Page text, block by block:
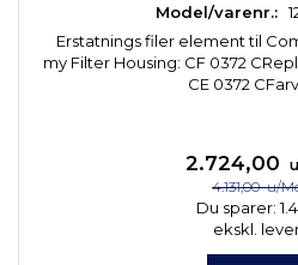
Model/varenr.:
Erstatnings filer element til
my Filter Housing: CF 0372
CE 0372
2.724,00
4.131,00u/
Du sparer:
ekskl.